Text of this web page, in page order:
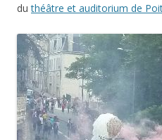
duthéâtre et auditorium de